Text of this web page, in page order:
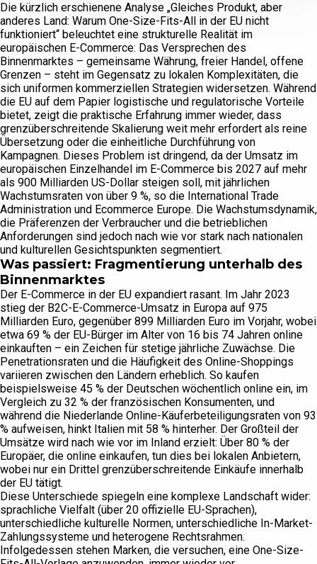
Die kürzlich erschienene Analyse „Gleiches Produkt, aber
anderes Land: Warum One-Size-Fits-All in der EU nicht
funktioniert“ beleuchtet eine strukturelle Realität im
europäischen E-Commerce: Das Versprechen des
Binnenmarktes – gemeinsame Währung, freier Handel, offene
Grenzen – steht im Gegensatz zu lokalen Komplexitäten, die
sich uniformen kommerziellen Strategien widersetzen. Während
die EU auf dem Papier logistische und regulatorische Vorteile
bietet, zeigt die praktische Erfahrung immer wieder, dass
grenzüberschreitende Skalierung weit mehr erfordert als reine
Übersetzung oder die einheitliche Durchführung von
Kampagnen. Dieses Problem ist dringend, da der Umsatz im
europäischen Einzelhandel im E-Commerce bis 2027 auf mehr
als 900 Milliarden US-Dollar steigen soll, mit jährlichen
Wachstumsraten von über 9 %, so die International Trade
Administration und Ecommerce Europe. Die Wachstumsdynamik,
die Präferenzen der Verbraucher und die betrieblichen
Anforderungen sind jedoch nach wie vor stark nach nationalen
und kulturellen Gesichtspunkten segmentiert.
Was passiert: Fragmentierung unterhalb des
Binnenmarktes
Der E-Commerce in der EU expandiert rasant. Im Jahr 2023
stieg der B2C-E-Commerce-Umsatz in Europa auf 975
Milliarden Euro, gegenüber 899 Milliarden Euro im Vorjahr, wobei
etwa 69 % der EU-Bürger im Alter von 16 bis 74 Jahren online
einkauften – ein Zeichen für stetige jährliche Zuwächse. Die
Penetrationsraten und die Häufigkeit des Online-Shoppings
variieren zwischen den Ländern erheblich. So kaufen
beispielsweise 45 % der Deutschen wöchentlich online ein, im
Vergleich zu 32 % der französischen Konsumenten, und
während die Niederlande Online-Käuferbeteiligungsraten von 93
% aufweisen, hinkt Italien mit 58 % hinterher. Der Großteil der
Umsätze wird nach wie vor im Inland erzielt: Über 80 % der
Europäer, die online einkaufen, tun dies bei lokalen Anbietern,
wobei nur ein Drittel grenzüberschreitende Einkäufe innerhalb
der EU tätigt.
Diese Unterschiede spiegeln eine komplexe Landschaft wider:
sprachliche Vielfalt (über 20 offizielle EU-Sprachen),
unterschiedliche kulturelle Normen, unterschiedliche In-Market-
Zahlungssysteme und heterogene Rechtsrahmen.
Infolgedessen stehen Marken, die versuchen, eine One-Size-